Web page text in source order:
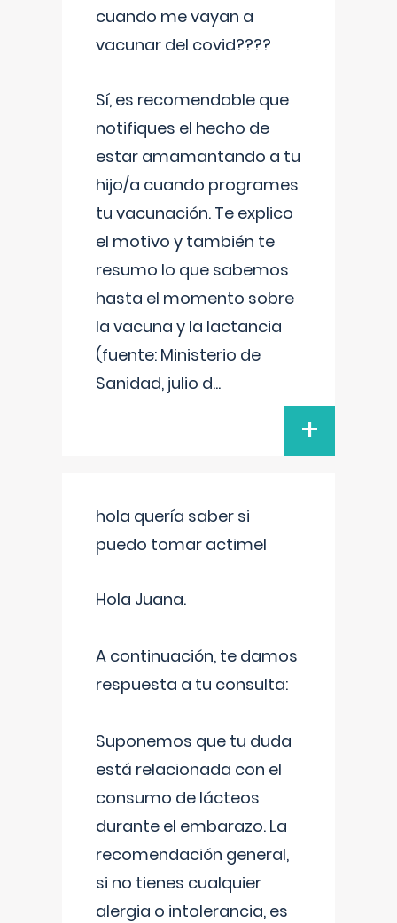
cuando me vayan a
vacunar del covid????
Sí, es recomendable que
notifiques el hecho de
estar amamantando a tu
hijo/a cuando programes
tu vacunación. Te explico
el motivo y también te
resumo lo que sabemos
hasta el momento sobre
la vacuna y la lactancia
(fuente: Ministerio de
Sanidad, julio d...
+
hola quería saber si
puedo tomar actimel
Hola Juana.
A continuación, te damos
respuesta a tu consulta:
Suponemos que tu duda
está relacionada con el
consumo de lácteos
durante el embarazo. La
recomendación general,
si no tienes cualquier
alergia o intolerancia, es